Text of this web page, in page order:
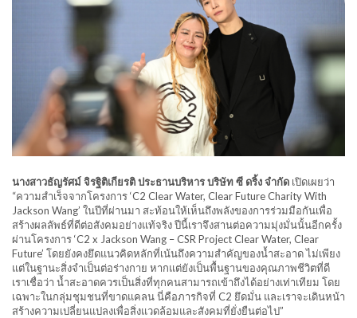
นางสาวธัญรัศม์ จิรฐิติเกียรติ ประธานบริหาร บริษัท ซี ดริ้ง จำกัด เปิดเผยว่า
“ความสำเร็จจากโครงการ ‘C2 Clear Water, Clear Future Charity With
Jackson Wang’ ในปีที่ผ่านมา สะท้อนให้เห็นถึงพลังของการร่วมมือกันเพื่อ
สร้างผลลัพธ์ที่ดีต่อสังคมอย่างแท้จริง ปีนี้เราจึงสานต่อความมุ่งมั่นนั้นอีกครั้ง
ผ่านโครงการ ‘C2 x Jackson Wang – CSR Project Clear Water, Clear
Future’ โดยยังคงยึดแนวคิดหลักที่เน้นถึงความสำคัญของน้ำสะอาด ไม่เพียง
แต่ในฐานะสิ่งจำเป็นต่อร่างกาย หากแต่ยังเป็นพื้นฐานของคุณภาพชีวิตที่ดี
เราเชื่อว่า น้ำสะอาดควรเป็นสิ่งที่ทุกคนสามารถเข้าถึงได้อย่างเท่าเทียม โดย
เฉพาะในกลุ่มชุมชนที่ขาดแคลน นี่คือภารกิจที่ C2 ยึดมั่น และเราจะเดินหน้า
สร้างความเปลี่ยนแปลงเพื่อสิ่งแวดล้อมและสังคมที่ยั่งยืนต่อไป”